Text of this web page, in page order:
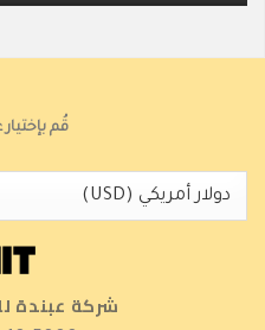
قُم
شركة عبندة